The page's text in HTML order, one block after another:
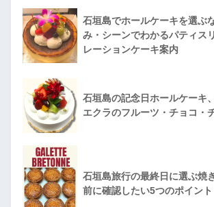
石垣島でホールケーキを選ぶ
み・シーンでわかるパティス
レーションケーキ案内
石垣島の記念日ホールケーキ
エクラのフルーツ・チョコ・
石垣島旅行の最終日に選ぶ焼
前に確認したい5つのポイント